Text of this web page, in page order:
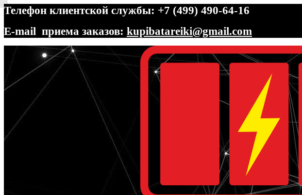
Телефон клиентской службы: +7 (499) 490-64-16
E-mail приема заказов: kupibatareiki@gmail.com
Перейти
навигации
Перейти
содержимому